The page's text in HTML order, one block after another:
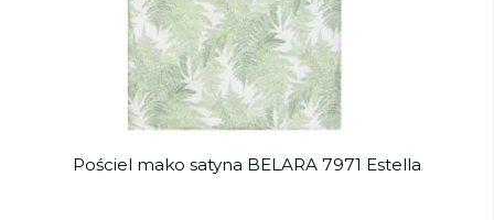
Pościel mako satyna BELARA 7971 Estella